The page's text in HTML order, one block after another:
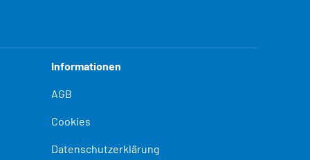
Informationen
AGB
Cookies
Datenschutzerklärung